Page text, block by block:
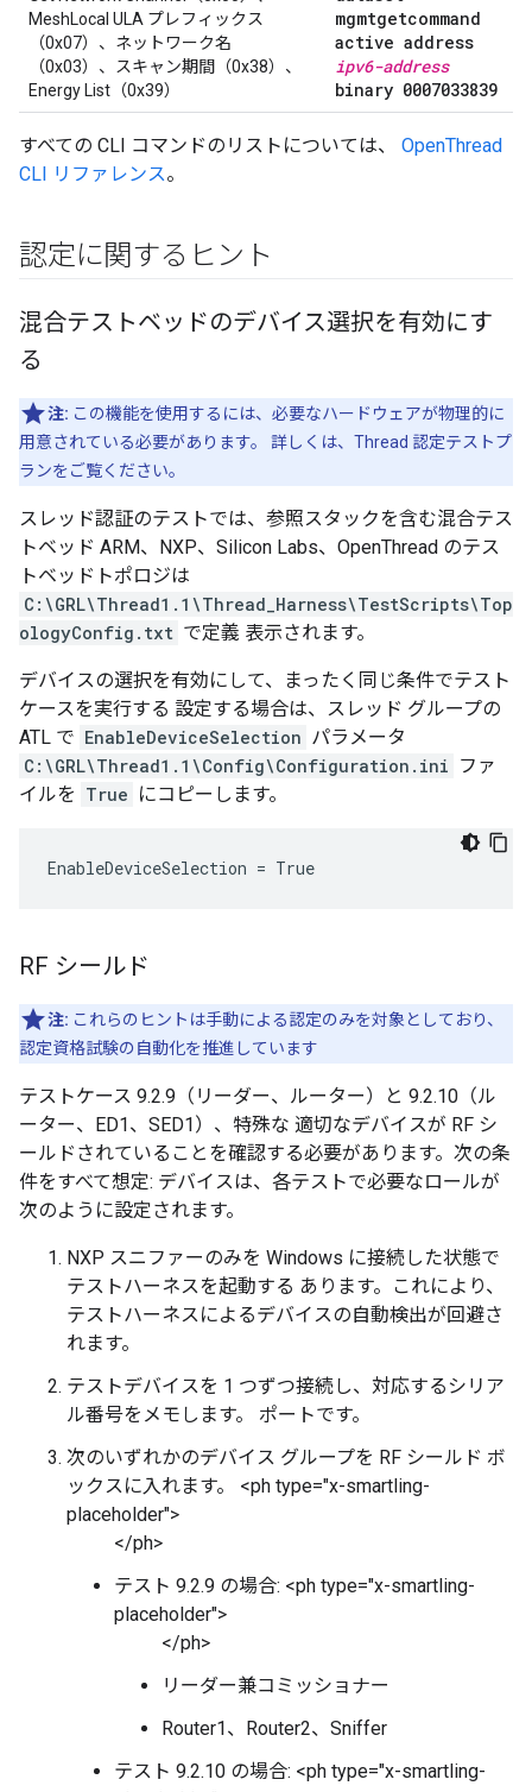
MeshLocal ULA プレフィックス
（0x07）、ネットワーク名
（0x03）、スキャン期間（0x38）、
Energy List（0x39）
mgmtgetcommand
active address
ipv6-address
binary 0007033839
すべての CLI コマンドのリストについては、 OpenThread
CLI リファレンス。
認定に関するヒント
混合テストベッドのデバイス選択を有効にす
る
注: この機能を使用するには、必要なハードウェアが物理的に
用意されている必要があります。 詳しくは、Thread 認定テストプ
ランをご覧ください。
スレッド認証のテストでは、参照スタックを含む混合テス
トベッド ARM、NXP、Silicon Labs、OpenThread のテス
トベッドトポロジは
C:\GRL\Thread1.1\Thread_Harness\TestScripts\Top
ologyConfig.txt で定義 表示されます。
デバイスの選択を有効にして、まったく同じ条件でテスト
ケースを実行する 設定する場合は、スレッド グループの
ATL で EnableDeviceSelection パラメータ
C:\GRL\Thread1.1\Config\Configuration.ini ファ
イルを True にコピーします。
EnableDeviceSelection = True
RF シールド
注: これらのヒントは手動による認定のみを対象としており、
認定資格試験の自動化を推進しています
テストケース 9.2.9（リーダー、ルーター）と 9.2.10（ル
ーター、ED1、SED1）、特殊な 適切なデバイスが RF シ
ールドされていることを確認する必要があります。次の条
件をすべて想定: デバイスは、各テストで必要なロールが
次のように設定されます。
NXP スニファーのみを Windows に接続した状態で
テストハーネスを起動する あります。これにより、
テストハーネスによるデバイスの自動検出が回避さ
れます。
テストデバイスを 1 つずつ接続し、対応するシリア
ル番号をメモします。 ポートです。
次のいずれかのデバイス グループを RF シールド ボ
ックスに入れます。 <ph type="x-smartling-
placeholder">
</ph>
テスト 9.2.9 の場合: <ph type="x-smartling-
placeholder">
</ph>
リーダー兼コミッショナー
Router1、Router2、Sniffer
テスト 9.2.10 の場合: <ph type="x-smartling-